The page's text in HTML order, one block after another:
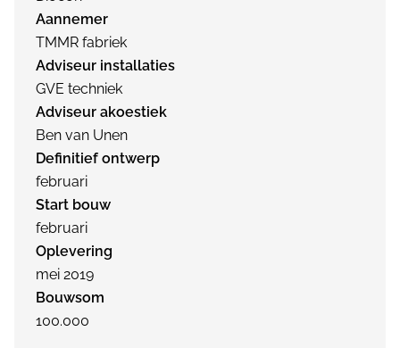
Aannemer
TMMR fabriek
Adviseur installaties
GVE techniek
Adviseur akoestiek
Ben van Unen
Definitief ontwerp
februari
Start bouw
februari
Oplevering
mei 2019
Bouwsom
100.000